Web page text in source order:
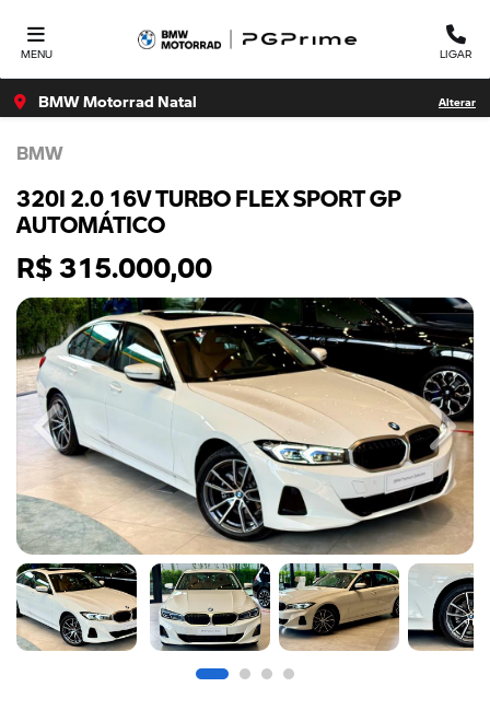
MENU LIGAR
BMW Motorrad Natal Alterar
BMW
320I 2.0 16V TURBO FLEX SPORT GP
AUTOMÁTICO
R$ 315.000,00
Previous Next